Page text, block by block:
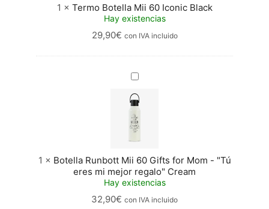
1 × Termo Botella Mii 60 Iconic Black
Hay existencias
29,90€ con IVA incluido
Botella
Mii
60
Gifts
for
Mom
-
"Tú
eres
mejor
1 × Botella Runbott Mii 60 Gifts for Mom - "Tú
eres mi mejor regalo" Cream
Hay existencias
32,90€ con IVA incluido